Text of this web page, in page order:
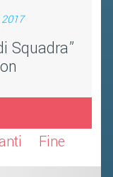
Squadra”
Fine